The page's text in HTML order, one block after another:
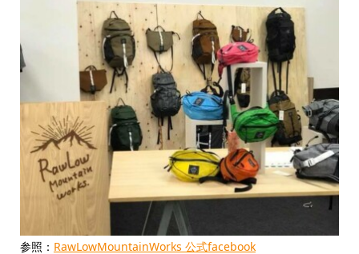
参照： RawLowMountainWorks 公式facebook